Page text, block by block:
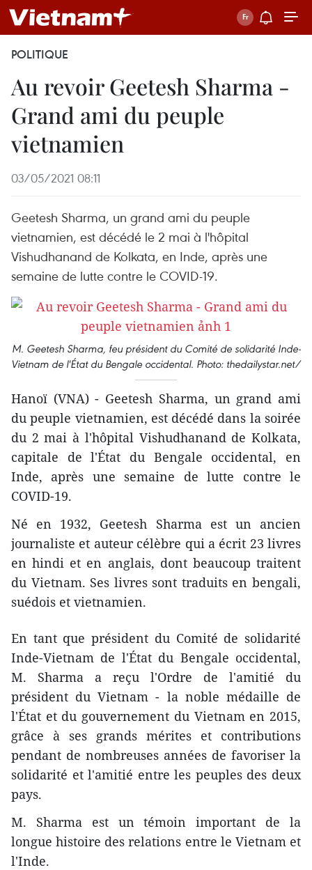
POLITIQUE
Au revoir Geetesh Sharma -
Grand ami du peuple
vietnamien
03/05/2021 08:11
Geetesh Sharma, un grand ami du peuple
vietnamien, est décédé le 2 mai à l'hôpital
Vishudhanand de Kolkata, en Inde, après une
semaine de lutte contre le COVID-19.
M. Geetesh Sharma, feu président du Comité de solidarité Inde-
Vietnam de l'État du Bengale occidental. Photo: thedailystar.net/
Hanoï (VNA) - Geetesh Sharma, un grand ami
du peuple vietnamien, est décédé dans la soirée
du 2 mai à l'hôpital Vishudhanand de Kolkata,
capitale de l'État du Bengale occidental, en
Inde, après une semaine de lutte contre le
COVID-19.
Né en 1932, Geetesh Sharma est un ancien
journaliste et auteur célèbre qui a écrit 23 livres
en hindi et en anglais, dont beaucoup traitent
du Vietnam. Ses livres sont traduits en bengali,
suédois et vietnamien.
En tant que président du Comité de solidarité
Inde-Vietnam de l'État du Bengale occidental,
M. Sharma a reçu l'Ordre de l'amitié du
président du Vietnam - la noble médaille de
l'État et du gouvernement du Vietnam en 2015,
grâce à ses grands mérites et contributions
pendant de nombreuses années de favoriser la
solidarité et l'amitié entre les peuples des deux
pays.
M. Sharma est un témoin important de la
longue histoire des relations entre le Vietnam et
l'Inde.